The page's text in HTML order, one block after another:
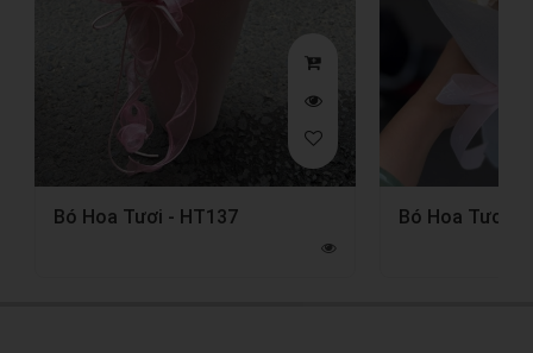
Bó Hoa Tươi - HT137 Bó Hoa Tươi -